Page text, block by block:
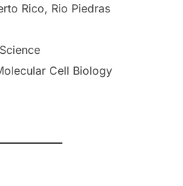
Rico, Rio Piedras
Cell Biology